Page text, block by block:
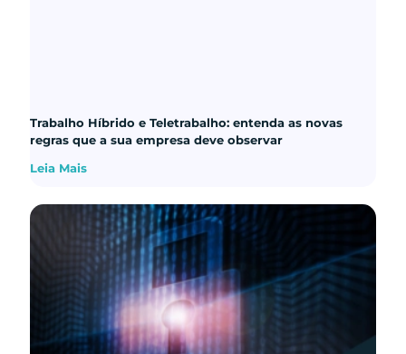
Trabalho Híbrido e Teletrabalho: entenda as novas
regras que a sua empresa deve observar
Leia Mais